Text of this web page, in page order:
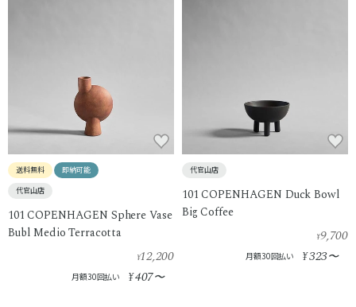
送料無料
即納可能
代官山店
101 COPENHAGEN Sphere Vase
Bubl Medio Terracotta
¥12,200
月額30回払い ¥407〜
代官山店
101 COPENHAGEN Duck Bowl
Big Coffee
¥9,700
月額30回払い ¥323〜